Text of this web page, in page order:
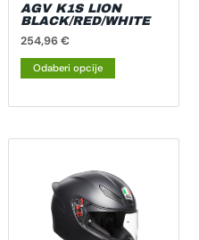
AGV K1S LION
BLACK/RED/WHITE
254,96€
Odaberi opcije
na
stranici
ima
više
varijanti.